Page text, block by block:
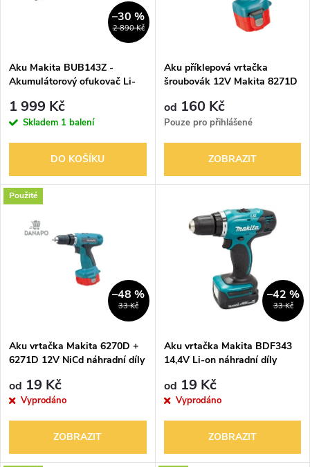
p
r
o
d
s
p
r
d
ů
2 890 Kč
–30 %
Aku Makita BUB143Z -
Akumulátorový ofukovač Li-
1 999 Kč
Skladem 1 balení
DO KOŠÍKU
Aku příklepová vrtačka
šroubovák 12V Makita 8271D
od 160 Kč
Pouze pro přihlášené
ZOBRAZIT
Použité
33 Kč
–48 %
Aku vrtačka Makita 6270D +
6271D 12V NiCd náhradní díly
od 19 Kč
Vyprodáno
ZOBRAZIT
33 Kč
–42 %
Aku vrtačka Makita BDF343
14,4V Li-on náhradní díly
od 19 Kč
Vyprodáno
ZOBRAZIT